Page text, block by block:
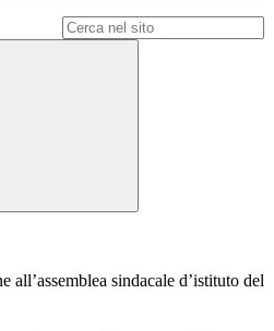
all’assemblea sindacale d’istituto del